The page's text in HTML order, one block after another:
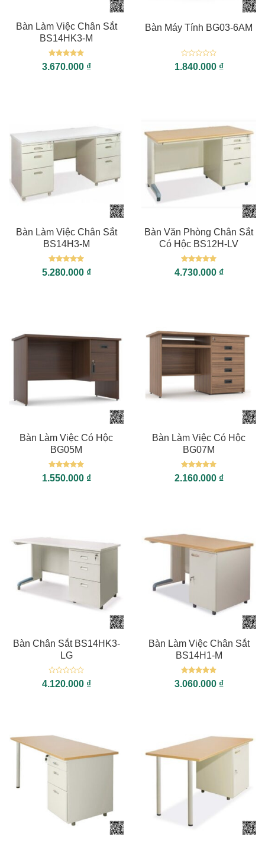
Bàn Làm Việc Chân Sắt
BS14HK3-M
Được xếp
hạng55
3.670.000 ₫
Bàn Máy Tính BG03-6AM
Được
xếp
1.840.000 ₫
Bàn Làm Việc Chân Sắt
BS14H3-M
Được xếp
hạng55
5.280.000 ₫
Bàn Văn Phòng Chân Sắt
Có Hộc BS12H-LV
Được xếp
hạng55
4.730.000 ₫
Bàn Làm Việc Có Hộc
BG05M
Được xếp
hạng55
1.550.000 ₫
Bàn Làm Việc Có Hộc
BG07M
Được xếp
hạng55
2.160.000 ₫
Bàn Chân Sắt BS14HK3-
LG
Được
xếp
4.120.000 ₫
Bàn Làm Việc Chân Sắt
BS14H1-M
Được xếp
hạng55
3.060.000 ₫